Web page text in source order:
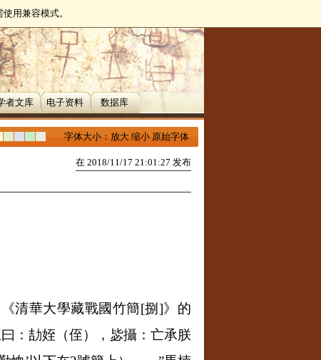
用兼容模式。
者文库 电子资料 数据库
字体大小： 放大 缩小 原始字体
在 2018/11/17 21:01:27 发布
清華大學藏戰國竹簡[捌 ]》的
：劼姪（侄），毖攝：亡承朕